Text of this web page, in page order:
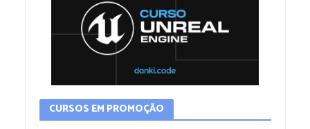
CURSOS EM PROMOÇÃO